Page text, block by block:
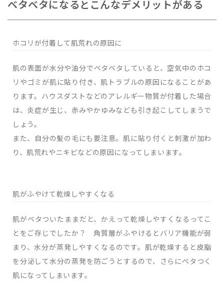
ベタベタになるとこんなデメリットがある
ホコリが付着して肌荒れの原因に
肌の表面が水分や油分でベタベタしていると、空気中のホコ
リやゴミが肌に貼り付き、肌トラブルの原因になることがあ
ります。ハウスダストなどのアレルギー物質が付着した場合
は、炎症が生じ、赤みやかゆみなども引き起こしてしまうで
しょう。
また、自分の髪の毛にも要注意。肌に貼り付くと刺激が加わ
り、肌荒れやニキビなどの原因になってしまいます。
肌がふやけて乾燥しやすくなる
肌がベタついたままだと、かえって乾燥しやすくなるってこ
とをご存じでしたか？ 角質層がふやけるとバリア機能が弱
まり、水分が蒸発しやすくなるのです。肌が乾燥すると皮脂
を分泌して水分の蒸発を防ごうとするので、さらにベタつく
肌になってしまいます。